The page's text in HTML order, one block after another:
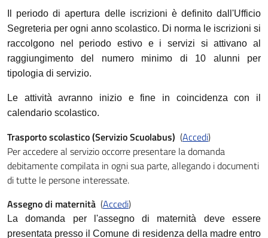
Il periodo di apertura delle iscrizioni è definito dall'Ufficio
Segreteria per ogni anno scolastico. Di norma le iscrizioni si
raccolgono nel periodo estivo e i servizi si attivano al
raggiungimento del numero minimo di 10 alunni per
tipologia di servizio.
Le attività avranno inizio e fine in coincidenza con il
calendario scolastico.
Trasporto scolastico (Servizio Scuolabus) (Accedi)
Per accedere al servizio occorre presentare la domanda
debitamente compilata in ogni sua parte, allegando i documenti
di tutte le persone interessate.
Assegno di maternità (Accedi)
La domanda per l'assegno di maternità deve essere
presentata presso il Comune di residenza della madre entro